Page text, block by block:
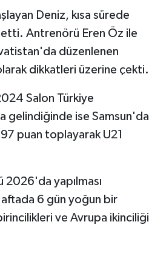
Deniz, kısa sürede
Antrenörü Eren Öz ile
düzenlenen
dikkatleri üzerine çekti.
Salon Türkiye
gelindiğinde ise Samsun'da
puan toplayarak U21
2026'da yapılması
6 gün yoğun bir
ve Avrupa ikinciliği